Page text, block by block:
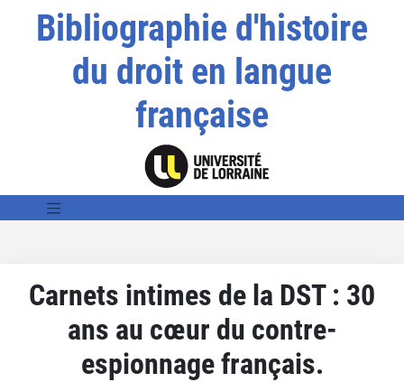
Bibliographie d'histoire
du droit en langue
française
Carnets intimes de la DST : 30
ans au cœur du contre-
espionnage français.